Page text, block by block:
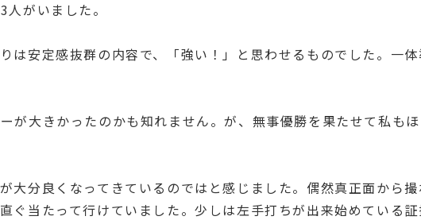
がいました。
は安定感抜群の内容で、「強い！」と思わせるものでした。一
が大きかったのかも知れません。が、無事優勝を果たせて私も
大分良くなってきているのではと感じました。偶然真正面から
当たって行けていました。少しは左手打ちが出来始めている証